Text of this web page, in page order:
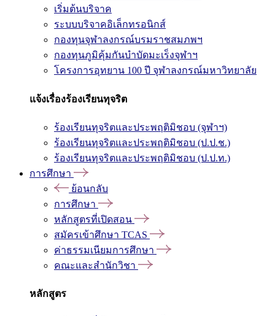
เริ่มต้นบริจาค
ระบบบริจาคอิเล็กทรอนิกส์
กองทุนจุฬาลงกรณ์บรมราชสมภพฯ
กองทุนภูมิคุ้มกันบำบัดมะเร็งจุฬาฯ
โครงการอุทยาน 100 ปี จุฬาลงกรณ์มหาวิทยาลัย
แจ้งเรื่องร้องเรียนทุจริต
ร้องเรียนทุจริตและประพฤติมิชอบ (จุฬาฯ)
ร้องเรียนทุจริตและประพฤติมิชอบ (ป.ป.ช.)
ร้องเรียนทุจริตและประพฤติมิชอบ (ป.ป.ท.)
การศึกษา
ย้อนกลับ
การศึกษา
หลักสูตรที่เปิดสอน
สมัครเข้าศึกษา TCAS
ค่าธรรมเนียมการศึกษา
คณะและสำนักวิชา
หลักสูตร